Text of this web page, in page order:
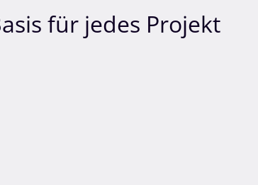
für jedes Projekt